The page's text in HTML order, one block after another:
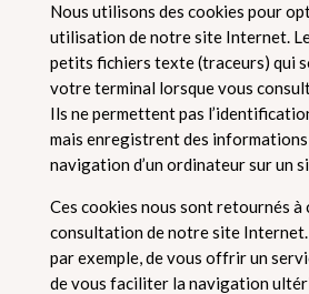
Nous utilisons des cookies pour
utilisation de notre site Internet.
petits fichiers texte (traceurs) qui
votre terminal lorsque vous
Ils ne permettent pas
mais enregistrent des
navigation d’un ordinateur sur un
Ces cookies nous sont retournés à
consultation de notre site Internet.
par exemple, de vous offrir un
de vous faciliter la navigation